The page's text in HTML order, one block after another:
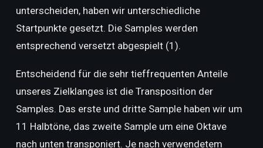
unterscheiden, haben wir unterschiedliche
Startpunkte gesetzt. Die Samples werden
entsprechend versetzt abgespielt (1).
Entscheidend für die sehr tieffrequenten Anteile
unseres Zielklanges ist die Transposition der
Samples. Das erste und dritte Sample haben wir um
11 Halbtöne, das zweite Sample um eine Oktave
nach unten transponiert. Je nach verwendetem